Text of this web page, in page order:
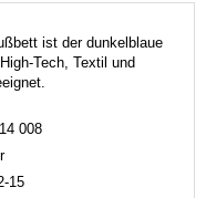
ist der dunkelblaue
Tech, Textil und
008
15